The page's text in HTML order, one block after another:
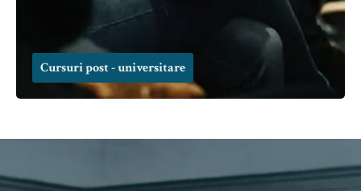
Cursuri post - universitare